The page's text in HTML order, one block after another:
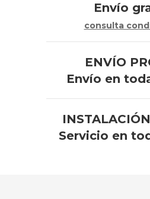
Envío
consulta
ENVÍO
Envío en
Servicio en